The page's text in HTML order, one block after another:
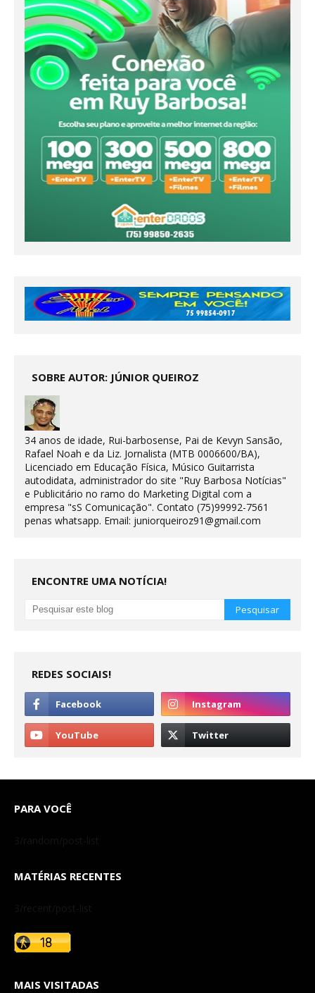
SOBRE AUTOR: JÚNIOR QUEIROZ
34 anos de idade, Rui-barbosense, Pai de Kevyn Sansão,
Rafael Noah e da Liz. Jornalista (MTB 0006600/BA),
Licenciado em Educação Física, Músico Guitarrista
autodidata, administrador do site "Ruy Barbosa Notícias"
e Publicitário no ramo do Marketing Digital com a
empresa "sS Comunicação". Contato (75)99992-7561
penas whatsapp. Email: juniorqueiroz91@gmail.com
ENCONTRE UMA NOTÍCIA!
REDES SOCIAIS!
PARA VOCÊ
3/random/post-list
MATÉRIAS RECENTES
3/recent/post-list
MAIS VISITADAS